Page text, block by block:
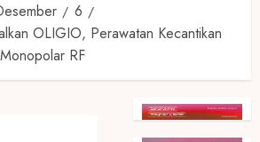
6
OLIGIO, Perawatan Kecantikan
RF